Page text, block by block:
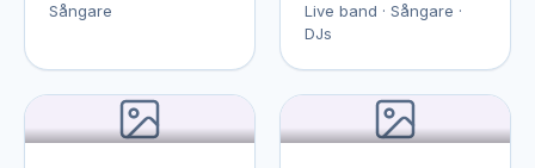
Sångare
Live band · Sångare ·
DJs